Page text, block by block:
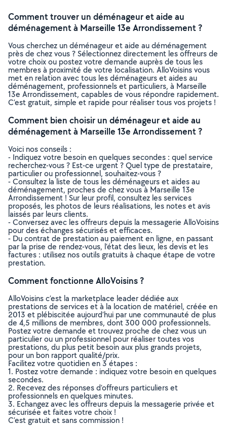
Comment trouver un déménageur et aide au
déménagement à Marseille 13e Arrondissement ?
Vous cherchez un déménageur et aide au déménagement
près de chez vous ? Sélectionnez directement les offreurs de
votre choix ou postez votre demande auprès de tous les
membres à proximité de votre localisation. AlloVoisins vous
met en relation avec tous les déménageurs et aides au
déménagement, professionnels et particuliers, à Marseille
13e Arrondissement, capables de vous répondre rapidement.
C’est gratuit, simple et rapide pour réaliser tous vos projets !
Comment bien choisir un déménageur et aide au
déménagement à Marseille 13e Arrondissement ?
Voici nos conseils :
- Indiquez votre besoin en quelques secondes : quel service
recherchez-vous ? Est-ce urgent ? Quel type de prestataire,
particulier ou professionnel, souhaitez-vous ?
- Consultez la liste de tous les déménageurs et aides au
déménagement, proches de chez vous à Marseille 13e
Arrondissement ! Sur leur profil, consultez les services
proposés, les photos de leurs réalisations, les notes et avis
laissés par leurs clients.
- Conversez avec les offreurs depuis la messagerie AlloVoisins
pour des échanges sécurisés et efficaces.
- Du contrat de prestation au paiement en ligne, en passant
par la prise de rendez-vous, l’état des lieux, les devis et les
factures : utilisez nos outils gratuits à chaque étape de votre
prestation.
Comment fonctionne AlloVoisins ?
AlloVoisins c’est la marketplace leader dédiée aux
prestations de services et à la location de matériel, créée en
2013 et plébiscitée aujourd’hui par une communauté de plus
de 4,5 millions de membres, dont 300 000 professionnels.
Postez votre demande et trouvez proche de chez vous un
particulier ou un professionnel pour réaliser toutes vos
prestations, du plus petit besoin aux plus grands projets,
pour un bon rapport qualité/prix.
Facilitez votre quotidien en 3 étapes :
1. Postez votre demande : indiquez votre besoin en quelques
secondes.
2. Recevez des réponses d’offreurs particuliers et
professionnels en quelques minutes.
3. Echangez avec les offreurs depuis la messagerie privée et
sécurisée et faites votre choix !
C’est gratuit et sans commission !